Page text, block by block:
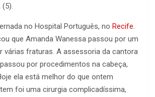
no Hospital Português, no Recife.
que Amanda Wanessa passou por um
várias fraturas. A assessoria da cantora
por procedimentos na cabeça,
ela está melhor do que ontem
foi uma cirurgia complicadíssima,